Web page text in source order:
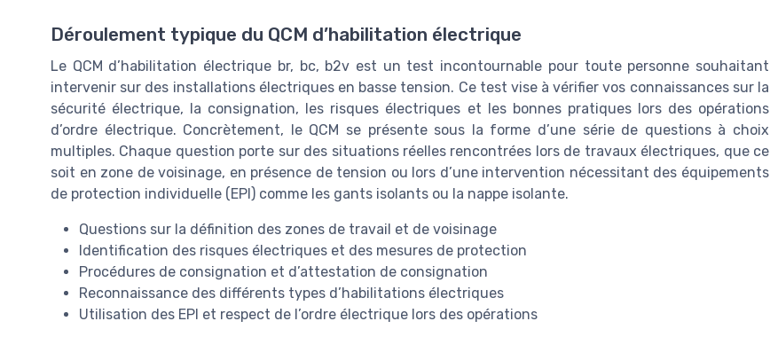
Déroulement typique du QCM d’habilitation électrique
Le QCM d’habilitation électrique br, bc, b2v est un test incontournable pour toute personne souhaitant
intervenir sur des installations électriques en basse tension. Ce test vise à vérifier vos connaissances sur la
sécurité électrique, la consignation, les risques électriques et les bonnes pratiques lors des opérations
d’ordre électrique. Concrètement, le QCM se présente sous la forme d’une série de questions à choix
multiples. Chaque question porte sur des situations réelles rencontrées lors de travaux électriques, que ce
soit en zone de voisinage, en présence de tension ou lors d’une intervention nécessitant des équipements
de protection individuelle (EPI) comme les gants isolants ou la nappe isolante.
Questions sur la définition des zones de travail et de voisinage
Identification des risques électriques et des mesures de protection
Procédures de consignation et d’attestation de consignation
Reconnaissance des différents types d’habilitations électriques
Utilisation des EPI et respect de l’ordre électrique lors des opérations